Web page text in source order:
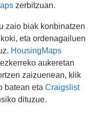
zerbitzuan.
zaio biak konbinatzen
eta ordenagailuen
HousingMaps
aukeretan
zaizuenean, klik
batean etaCraigslist
dituzue.